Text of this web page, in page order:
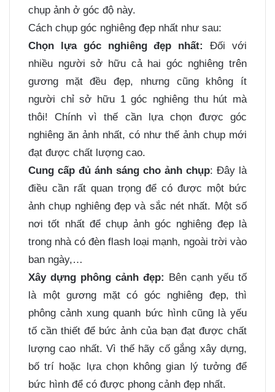
chụp ảnh ở góc độ này.
Cách chụp góc nghiêng đẹp nhất như sau:
Chọn lựa góc nghiêng đẹp nhất:
Đối với
nhiều người sở hữu cả hai góc nghiêng trên
gương mặt đều đẹp, nhưng cũng không ít
người chỉ sở hữu 1 góc nghiêng thu hút mà
thôi! Chính vì thế cần lựa chọn được góc
nghiêng ăn ảnh nhất, có như thế ảnh chụp mới
đạt được chất lượng cao.
Cung cấp đủ ánh sáng cho ảnh chụp: Đây là
điều cần rất quan trọng để có được một bức
ảnh chụp nghiêng đẹp và sắc nét nhất. Một số
nơi tốt nhất để chụp ảnh góc nghiêng đẹp là
trong nhà có đèn flash loại mạnh, ngoài trời vào
ban ngày,…
Xây dựng phông cảnh đẹp: Bên cạnh yếu tố
là một gương mặt có góc nghiêng đẹp, thì
phông cảnh xung quanh bức hình cũng là yếu
tố cần thiết để bức ảnh của bạn đạt được chất
lượng cao nhất. Vì thế hãy cố gắng xây dựng,
bố trí hoặc lựa chọn không gian lý tưởng để
bức hình để có được phong cảnh đẹp nhất.